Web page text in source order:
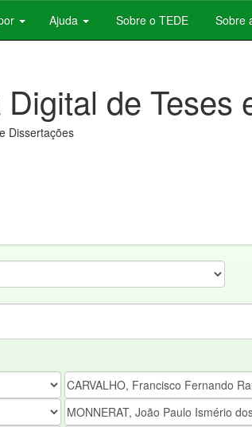
Ajuda Sobre o TEDE Sobre
de Teses
Dissertações